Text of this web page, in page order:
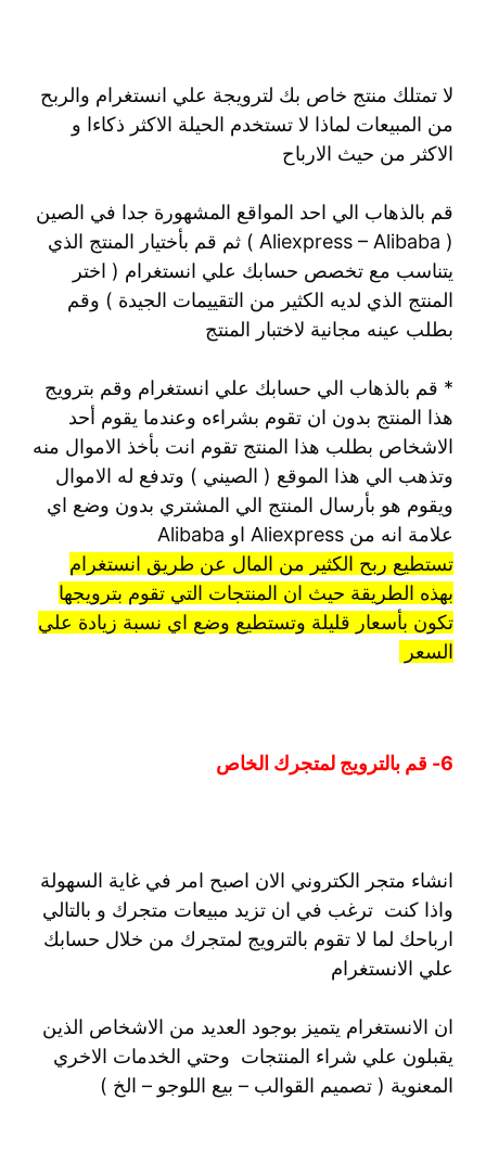
لا تمتلك منتج خاص بك لترويجة علي انستغرام والربح
من المبيعات لماذا لا تستخدم الحيلة الاكثر ذكاءا و
الاكثر من حيث الارباح
قم بالذهاب الي احد المواقع المشهورة جدا في الصين
( Aliexpress – Alibaba ) ثم قم بأختيار المنتج الذي
يتناسب مع تخصص حسابك علي انستغرام ( اختر
المنتج الذي لديه الكثير من التقييمات الجيدة ) وقم
بطلب عينه مجانية لاختبار المنتج
* قم بالذهاب الي حسابك علي انستغرام وقم بترويج
هذا المنتج بدون ان تقوم بشراءه وعندما يقوم أحد
الاشخاص بطلب هذا المنتج تقوم انت بأخذ الاموال منه
وتذهب الي هذا الموقع ( الصيني ) وتدفع له الاموال
ويقوم هو بأرسال المنتج الي المشتري بدون وضع اي
علامة انه من Aliexpress او Alibaba
تستطيع ربح الكثير من المال عن طريق انستغرام
بهذه الطريقة حيث ان المنتجات التي تقوم بترويجها
تكون بأسعار قليلة وتستطيع وضع اي نسبة زيادة علي
السعر
انشاء متجر الكتروني الان اصبح امر في غاية السهولة
واذا كنت ترغب في ان تزيد مبيعات متجرك و بالتالي
ارباحك لما لا تقوم بالترويج لمتجرك من خلال حسابك
علي الانستغرام
ان الانستغرام يتميز بوجود العديد من الاشخاص الذين
يقبلون علي شراء المنتجات وحتي الخدمات الاخري
المعنوية ( تصميم القوالب – بيع اللوجو – الخ )